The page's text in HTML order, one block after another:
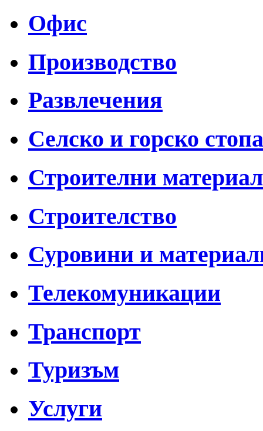
Офис
Производство
Развлечения
Селско и горско
Строителни
Строителство
Суровини и
Телекомуникации
Транспорт
Туризъм
Услуги